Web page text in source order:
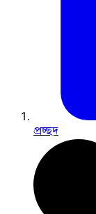
প্রচ্ছদ